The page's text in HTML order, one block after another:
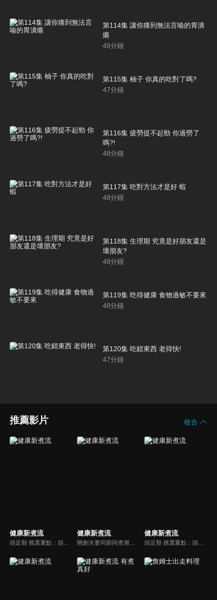
第114集 讓你痛到無法言喻的胃潰
瘍
48分鐘
第115集 柚子 你真的吃對了嗎?
47分鐘
第116集 疲勞提不起勁 你過勞了
嗎?!
48分鐘
第117集 吃對方法才是好 蝦
48分鐘
第118集 生理期 究竟是好朋友還是
壞朋友?
48分鐘
第119集 吃得健康 食物過敏不要來
48分鐘
第120集 吃錯東西 老得快!
47分鐘
推薦影片 收合
健康新煮流 健康新煮流
開創夫妻同廚同煮潮流的KC夫婦，繼《健康醫食代》後，走出攝影棚，帶大家全台走透透，發掘上帝賞賜的美味食材，內容融合新加坡南洋風和客家純樸味，加上台灣獨特的閩南風情，互相激盪交織出的火花，打造出獨一無二的美食節目。
健康新煮流
頭足類 挑選重點：頭足類利用清洗時去除內臟可以降低膽固醇的攝取。挑選雙眼清澈明亮，眼球稍微凸出，肉質結實有彈性為佳。身體具透明感，觸腕或是吸盤一碰到活體就會吸附住便是新鮮的。